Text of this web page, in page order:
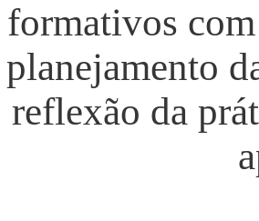
formativos
planejamento
reflexão da